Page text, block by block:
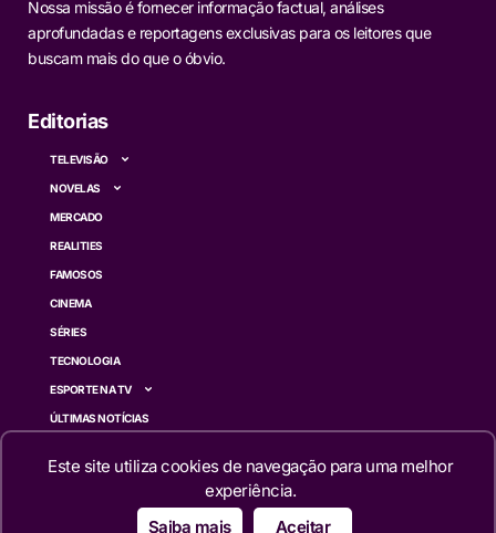
Nossa missão é fornecer informação factual, análises
aprofundadas e reportagens exclusivas para os leitores que
buscam mais do que o óbvio.
Editorias
TELEVISÃO
NOVELAS
MERCADO
REALITIES
FAMOSOS
CINEMA
SÉRIES
TECNOLOGIA
ESPORTE NA TV
ÚLTIMAS NOTÍCIAS
Institucional
Este site utiliza cookies de navegação para uma melhor
experiência.
Saiba mais
Aceitar